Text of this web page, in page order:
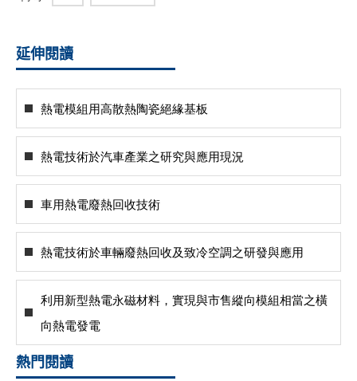
延伸閱讀
熱電模組用高散熱陶瓷絕緣基板
熱電技術於汽車產業之研究與應用現況
車用熱電廢熱回收技術
熱電技術於車輛廢熱回收及致冷空調之研發與應用
利用新型熱電永磁材料，實現與市售縱向模組相當之橫
向熱電發電
熱門閱讀